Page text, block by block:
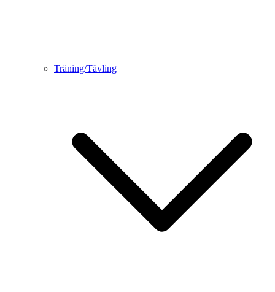
Träning/Tävling